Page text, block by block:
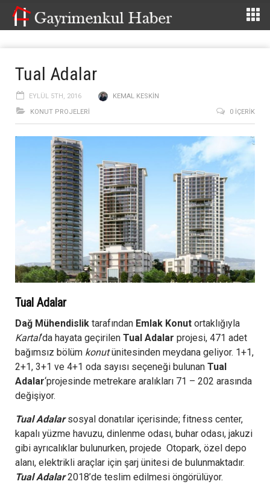
Tual Adalar
EYLÜL 5TH, 2016
KEMAL KESKIN
KONUT PROJELERI
0 İÇERIK
Tual Adalar
Dağ Mühendislik tarafından Emlak Konut ortaklığıyla
Kartal‘da hayata geçirilen Tual Adalar projesi, 471 adet
bağımsız bölüm konutünitesinden meydana geliyor. 1+1,
2+1, 3+1 ve 4+1 oda sayısı seçeneği bulunan Tual
Adalar‘projesinde metrekare aralıkları 71 – 202 arasında
değişiyor.
Tual Adalarsosyal donatılar içerisinde; fitness center,
kapalı yüzme havuzu, dinlenme odası, buhar odası, jakuzi
gibi ayrıcalıklar bulunurken, projede Otopark, özel depo
alanı, elektrikli araçlar için şarj ünitesi de bulunmaktadır.
Tual Adalar2018’de teslim edilmesi öngörülüyor.